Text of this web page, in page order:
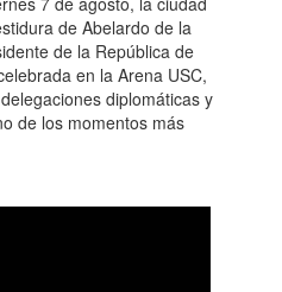
de Abelardo de la
de la República de
en la Arena USC,
diplomáticas y
de los momentos más